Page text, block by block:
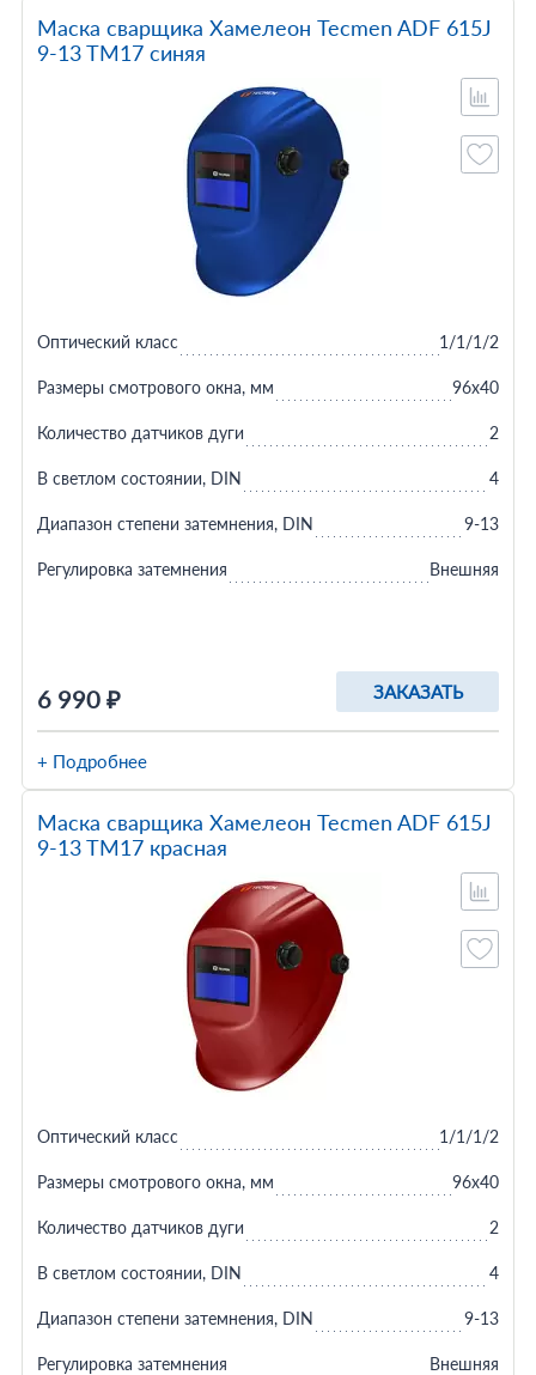
Маска сварщика Хамелеон Tecmen ADF 615J
9-13 TM17 синяя
6 990 ₽ ЗАКАЗАТЬ
Оптический класс 1/1/1/2
Размеры смотрового окна, мм 96x40
Количество датчиков дуги 2
В светлом состоянии, DIN 4
Диапазон степени затемнения, DIN 9-13
Регулировка затемнения Внешняя
+ Подробнее
Маска сварщика Хамелеон Tecmen ADF 615J
9-13 TM17 красная
Оптический класс 1/1/1/2
Размеры смотрового окна, мм 96x40
Количество датчиков дуги 2
В светлом состоянии, DIN 4
Диапазон степени затемнения, DIN 9-13
Регулировка затемнения Внешняя